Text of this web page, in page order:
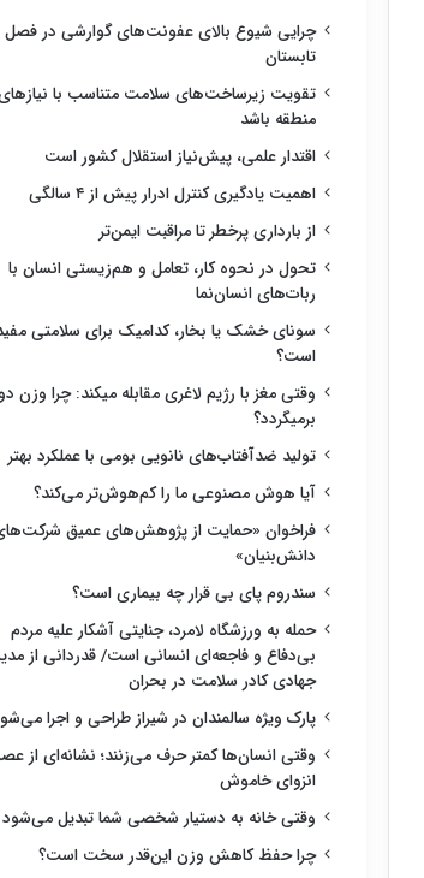
چرایی شیوع بالای عفونت‌های گوارشی در فصل
تابستان
تقویت زیرساخت‌های سلامت متناسب با
منطقه باشد
اقتدار علمی، پیش‌نیاز استقلال کشور است
اهمیت یادگیری کنترل ادرار پیش از ۴ سالگی
از بارداری پرخطر تا مراقبت ایمن‌تر
تحول در نحوه کار، تعامل و هم‌زیستی انسان با
ربات‌های انسان‌نما
سونای خشک یا بخار، کدامیک برای سلامتی
است؟
وقتی مغز با رژیم لاغری مقابله میکند: چرا وزن
برمیگردد؟
تولید ضدآفتاب‌های نانویی بومی با عملکرد بهتر
آیا هوش مصنوعی ما را کم‌هوش‌تر می‌کند؟
فراخوان «حمایت از پژوهش‌های عمیق
دانش‌بنیان»
سندروم پای بی قرار چه بیماری است؟
حمله به ورزشگاه لامرد، جنایتی آشکار علیه مردم
بی‌دفاع و فاجعه‌ای انسانی است/ قدردانی از
جهادی کادر سلامت در بحران
پارک ویژه سالمندان در شیراز طراحی و اجرا
وقتی انسان‌ها کمتر حرف می‌زنند؛ نشانه‌ای از
انزوای خاموش
وقتی خانه به دستیار شخصی شما تبدیل می‌شود
چرا حفظ کاهش وزن این‌قدر سخت است؟